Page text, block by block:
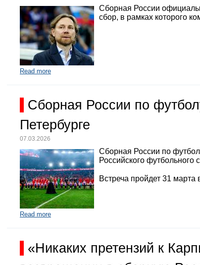
Сборная России
сбор, в рамках которого
Read more
Сборная России по
Петербурге
07.03.2026
Сборная России по
Российского футбольного
Встреча пройдет 31 марта
Read more
«Никаких претензий к